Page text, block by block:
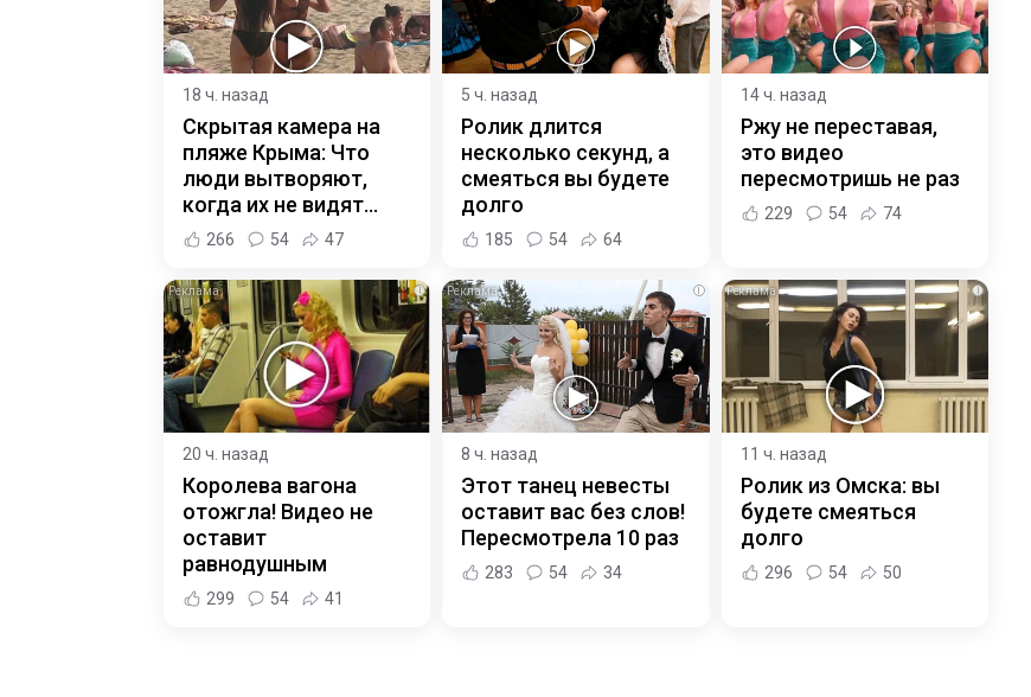
18 ч. назад
Скрытая камера на
пляже Крыма: Что
люди вытворяют,
когда их не видят...
266 54 47
5 ч. назад
Ролик длится
несколько секунд, а
смеяться вы будете
долго
185 54 64
14 ч. назад
Ржу не переставая,
это видео
пересмотришь не раз
229 54 74
i
20 ч. назад
Королева вагона
отожгла! Видео не
оставит
равнодушным
299 54 41
i
8 ч. назад
Этот танец невесты
оставит вас без слов!
Пересмотрела 10 раз
283 54 34
i
11 ч. назад
Ролик из Омска: вы
будете смеяться
долго
296 54 50